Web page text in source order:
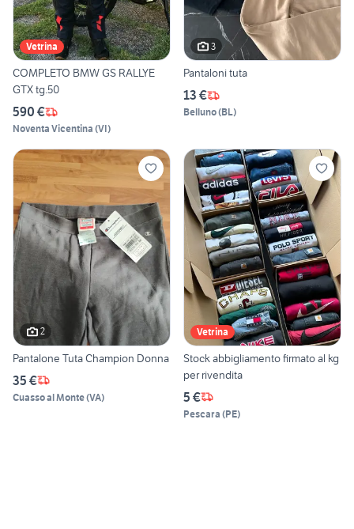
Vetrina
COMPLETO BMW GS RALLYE
GTX tg.50
590 €
Noventa Vicentina (VI)
3
Pantaloni tuta
13 €
Belluno(BL)
2
Pantalone Tuta Champion Donna
35 €
Cuasso al Monte(VA)
Vetrina
Stock abbigliamento firmato al kg
per rivendita
5 €
Pescara (PE)